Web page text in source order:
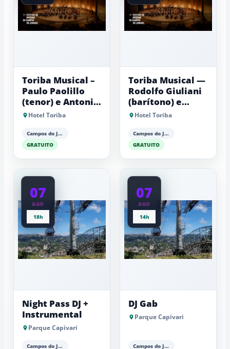
Toriba Musical –
Paulo Paolillo
(tenor) e Antonio
Luiz Barker
Hotel Toriba
Campos do Jordão
GRATUITO
Toriba Musical —
Rodolfo Giuliani
(barítono) e
Antonio Luiz
Hotel Toriba
Campos do Jordão
GRATUITO
07
AGO
18h
Night Pass DJ +
Instrumental
Parque Capivari
Campos do Jordão
07
AGO
14h
DJ Gab
Parque Capivari
Campos do Jordão